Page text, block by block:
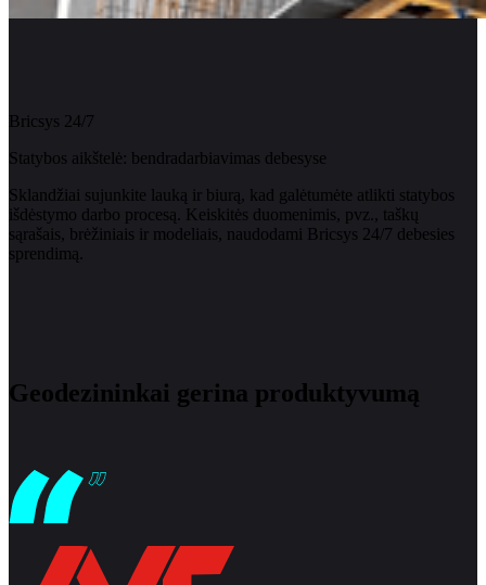
Bricsys 24/7
Statybos aikštelė: bendradarbiavimas debesyse
Sklandžiai sujunkite lauką ir biurą, kad galėtumėte atlikti statybos
išdėstymo darbo procesą. Keiskitės duomenimis, pvz., taškų
sąrašais, brėžiniais ir modeliais, naudodami Bricsys 24/7 debesies
sprendimą.
Geodezininkai gerina produktyvumą